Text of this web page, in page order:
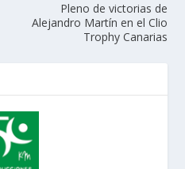
Pleno de victorias de
Alejandro Martín en el Clio
Trophy Canarias